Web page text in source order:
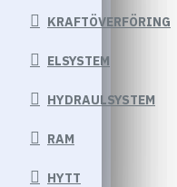
KRAFTÖVERFÖRING
ELSYSTEM
HYDRAULSYSTEM
RAM
HYTT